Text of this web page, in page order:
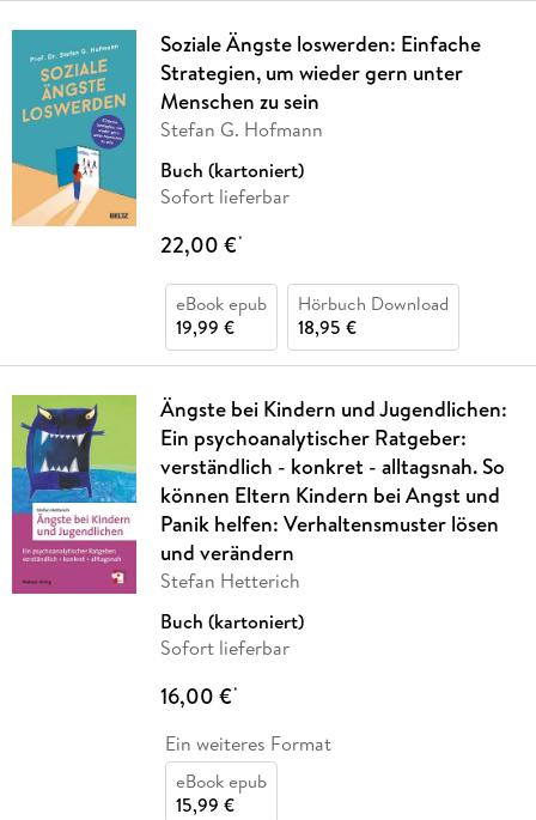
Soziale Ängste loswerden: Einfache
Strategien, um wieder gern unter
Menschen zu sein
Stefan G. Hofmann
Buch (kartoniert)
Sofort lieferbar
22,00 €*
eBook epub
19,99 €
Hörbuch Download
18,95 €
Ängste bei Kindern und Jugendlichen:
Ein psychoanalytischer Ratgeber:
verständlich - konkret - alltagsnah. So
können Eltern Kindern bei Angst und
Panik helfen: Verhaltensmuster lösen
und verändern
Stefan Hetterich
Buch (kartoniert)
Sofort lieferbar
16,00 €*
Ein weiteres Format
eBook epub
15,99 €